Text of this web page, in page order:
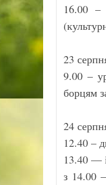
16.00 –
23
9.00 –
борцям
24
12.40 –
13.40 —
з 14.00